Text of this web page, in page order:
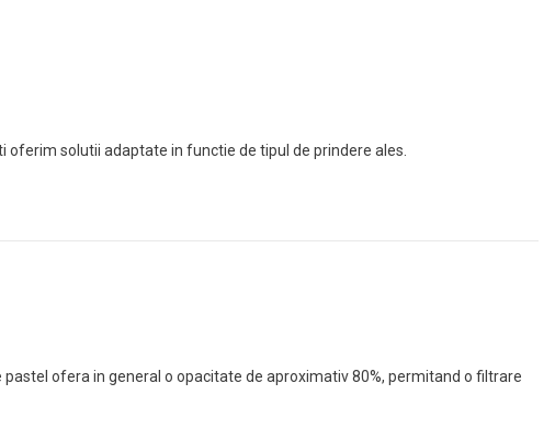
solutii adaptate in functie de tipul de prindere ales.
ofera in general o opacitate de aproximativ 80%, permitand o filtrare